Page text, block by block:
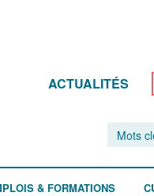
ACTUALITÉS
& FORMATIONS